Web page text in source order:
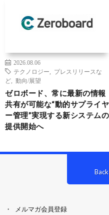
2026.08.06
テクノロジー
プレスリリースな
ど
動向/展望
ゼロボード、常に最新の情報
共有が可能な“動的サプライヤ
ー管理”実現する新システムの
提供開始へ
メルマガ会員登録